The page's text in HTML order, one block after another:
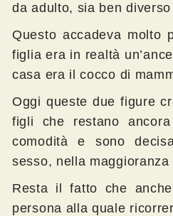
da adulto, sia ben
Questo accadeva molto
figlia era in realtà
casa era il cocco di
Oggi queste due figure
figli che restano
comodità e sono
sesso, nella maggioranza
Resta il fatto che
persona alla quale